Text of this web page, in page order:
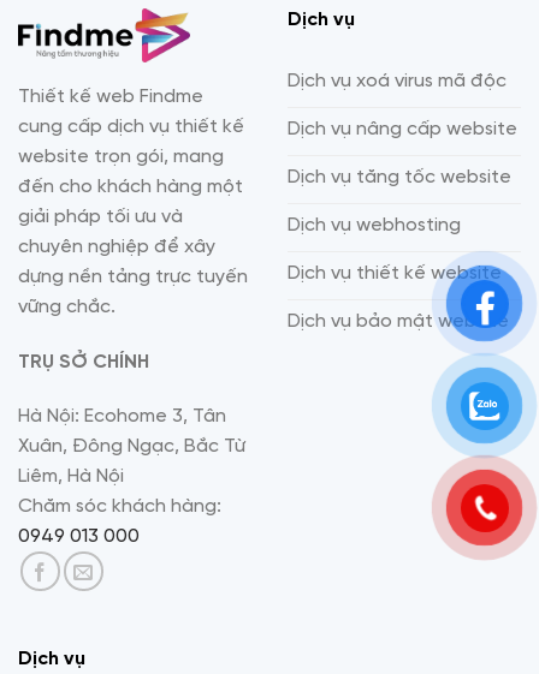
Thiết kế web Findme
cung cấp dịch vụ thiết kế
website trọn gói, mang
đến cho khách hàng một
giải pháp tối ưu và
chuyên nghiệp để xây
dựng nền tảng trực tuyến
vững chắc.
TRỤ SỞ CHÍNH
Hà Nội: Ecohome 3, Tân
Xuân, Đông Ngạc, Bắc Từ
Liêm, Hà Nội
Chăm sóc khách hàng:
0949 013 000
Dịch vụ
Dịch vụ xoá virus mã độc
Dịch vụ nâng cấp website
Dịch vụ tăng tốc website
Dịch vụ webhosting
Dịch vụ thiết kế website
Dịch vụ bảo mật website
Dịch vụ